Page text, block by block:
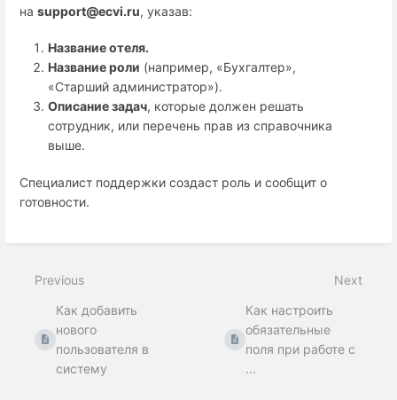
на support@ecvi.ru, указав:
Название отеля.
Название роли (например, «Бухгалтер»,
«Старший администратор»).
Описание задач, которые должен решать
сотрудник, или перечень прав из справочника
выше.
Специалист поддержки создаст роль и сообщит о
готовности.
Previous
Как добавить
нового
пользователя в
систему
Next
Как настроить
обязательные
поля при работе с
...